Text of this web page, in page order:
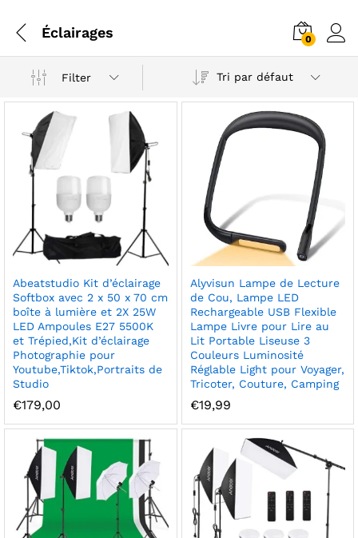
Éclairages 0
Filter Tri par défaut
Abeatstudio Kit d’éclairage
Softbox avec 2 x 50 x 70 cm
boîte à lumière et 2X 25W
LED Ampoules E27 5500K
et Trépied,Kit d’éclairage
Photographie pour
Youtube,Tiktok,Portraits de
Studio
€179,00
Alyvisun Lampe de Lecture
de Cou, Lampe LED
Rechargeable USB Flexible
Lampe Livre pour Lire au
Lit Portable Liseuse 3
Couleurs Luminosité
Réglable Light pour Voyager,
Tricoter, Couture, Camping
€19,99